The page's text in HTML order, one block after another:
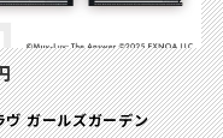
ヴ ガールズガーデン